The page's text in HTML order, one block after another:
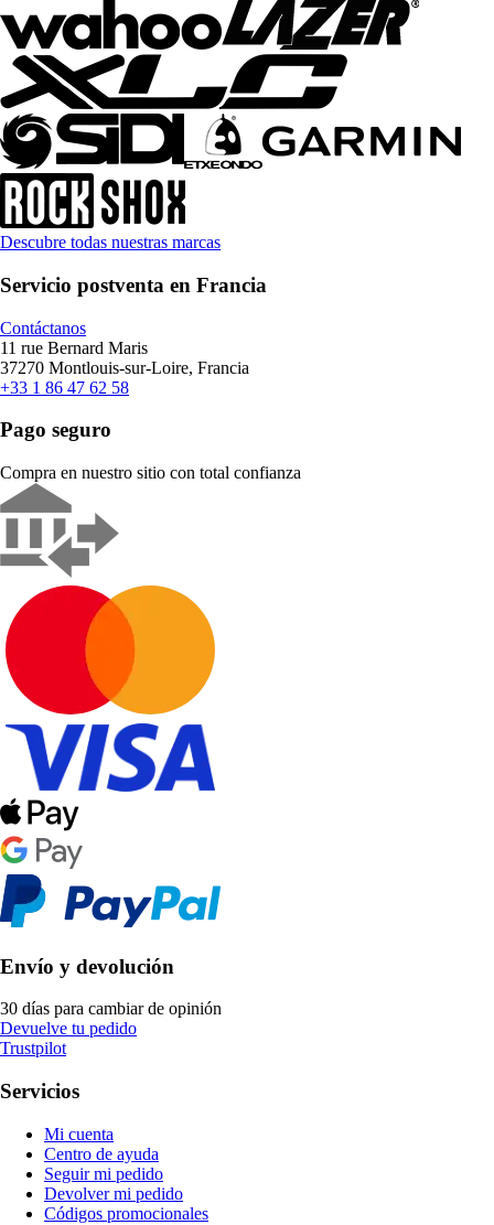
Descubre todas nuestras marcas
Servicio postventa en Francia
Contáctanos
11 rue Bernard Maris
37270 Montlouis-sur-Loire, Francia
+33 1 86 47 62 58
Pago seguro
Compra en nuestro sitio con total confianza
Envío y devolución
30 días para cambiar de opinión
Devuelve tu pedido
Trustpilot
Servicios
Mi cuenta
Centro de ayuda
Seguir mi pedido
Devolver mi pedido
Códigos promocionales